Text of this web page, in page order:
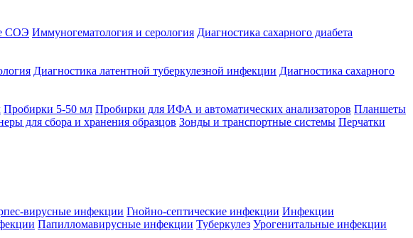
СОЭ Иммуногематология и серология Диагностика сахарного диабета
Диагностика латентной туберкулезной инфекции Диагностика сахарного
Пробирки 5-50 мл Пробирки для ИФА и автоматических анализаторов Планшеты
для сбора и хранения образцов Зонды и транспортные системы Перчатки
вирусные инфекции Гнойно-септические инфекции Инфекции
Папилломавирусные инфекции Туберкулез Урогенитальные инфекции